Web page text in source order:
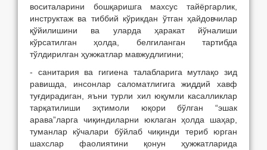
воситаларини бошқаришга махсус тайёргарлик,
инструктаж ва тиббий кўрикдан ўтган ҳайдовчилар
қўйилишини ва уларда ҳаракат йўналиши
кўрсатилган ҳолда, белгиланган тартибда
тўлдирилган ҳужжатлар мавжудлигини;
- санитария ва гигиена талабларига мутлақо зид
равишда, инсонлар саломатлигига жиддий хавф
туғдирадиган, яъни турли хил юқумли касалликлар
тарқатилиши эҳтимоли юқори бўлган “эшак
арава”ларга чиқиндиларни юклаган ҳолда шаҳар,
туманлар кўчалари бўйлаб чиқинди териб юрган
шахслар фаолиятини қонун ҳужжатларида